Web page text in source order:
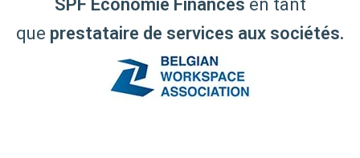
SPF Économie Finances en tant
que prestataire de services aux sociétés.